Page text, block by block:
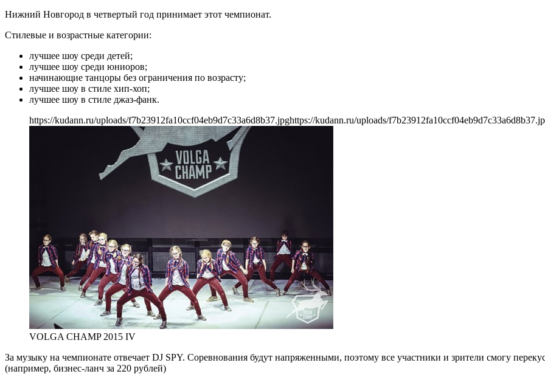
Нижний Новгород в четвертый год принимает этот чемпионат.
Стилевые и возрастные категории:
лучшее шоу среди детей;
лучшее шоу среди юниоров;
начинающие танцоры без ограничения по возрасту;
лучшее шоу в стиле хип-хоп;
лучшее шоу в стиле джаз-фанк.
https://kudann.ru/uploads/f7b23912fa10ccf04eb9d7c33a6d8b37.jpghttps://kudann.ru/uploads/
VOLGA CHAMP 2015 IV
За музыку на чемпионате отвечает DJ SPY. Соревнования будут напряженными, поэтому все участники и зрители смогу
(например, бизнес-ланч за 220 рублей)